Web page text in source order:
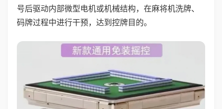
号后驱动内部微型电机或机械结构，在麻将机洗牌、
码牌过程中进行干预，达到控牌目的。